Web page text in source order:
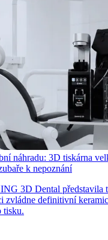
náhradu: 3D tiskárna
k nepoznání
3D Dental představila
zvládne definitivní
tisku.